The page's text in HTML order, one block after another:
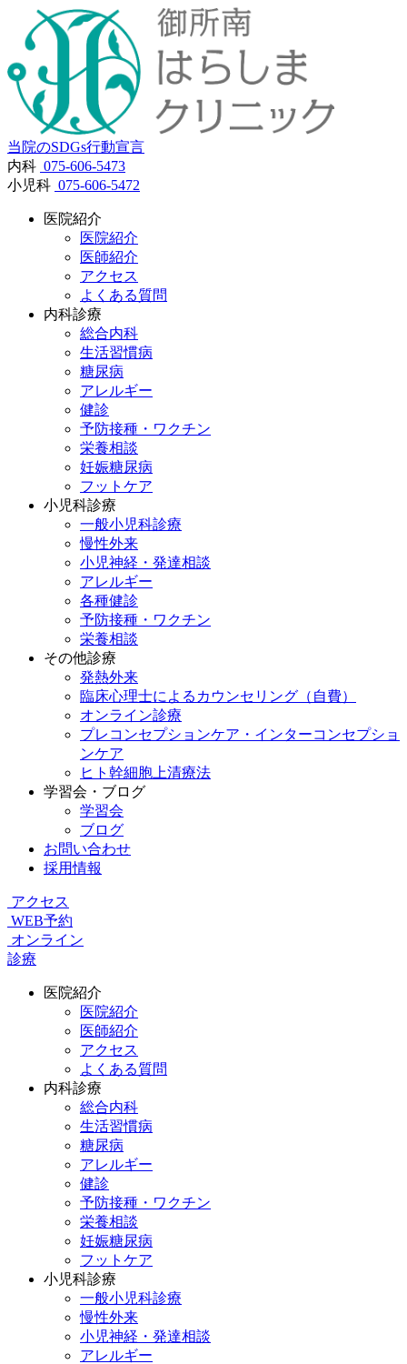
当院のSDGs行動宣言
内科 075-606-5473
小児科 075-606-5472
医院紹介
医院紹介
医師紹介
アクセス
よくある質問
内科診療
総合内科
生活習慣病
糖尿病
アレルギー
健診
予防接種・ワクチン
栄養相談
妊娠糖尿病
フットケア
小児科診療
一般小児科診療
慢性外来
小児神経・発達相談
アレルギー
各種健診
予防接種・ワクチン
栄養相談
その他診療
発熱外来
臨床心理士によるカウンセリング（自費）
オンライン診療
プレコンセプションケア・インターコンセプショ
ンケア
ヒト幹細胞上清療法
学習会・ブログ
学習会
ブログ
お問い合わせ
採用情報
アクセス
WEB予約
オンライン
診療
医院紹介
医院紹介
医師紹介
アクセス
よくある質問
内科診療
総合内科
生活習慣病
糖尿病
アレルギー
健診
予防接種・ワクチン
栄養相談
妊娠糖尿病
フットケア
小児科診療
一般小児科診療
慢性外来
小児神経・発達相談
アレルギー